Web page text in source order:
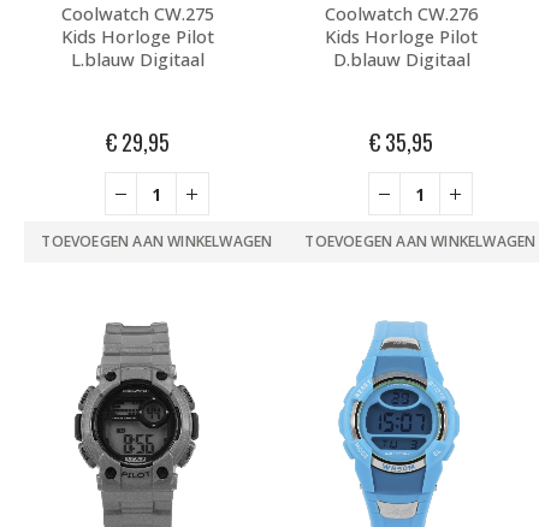
Coolwatch CW.275
Kids Horloge Pilot
L.blauw Digitaal
€29,95
TOEVOEGEN AAN WINKELWAGEN
Coolwatch CW.276
Kids Horloge Pilot
D.blauw Digitaal
€35,95
TOEVOEGEN AAN WINKELWAGEN